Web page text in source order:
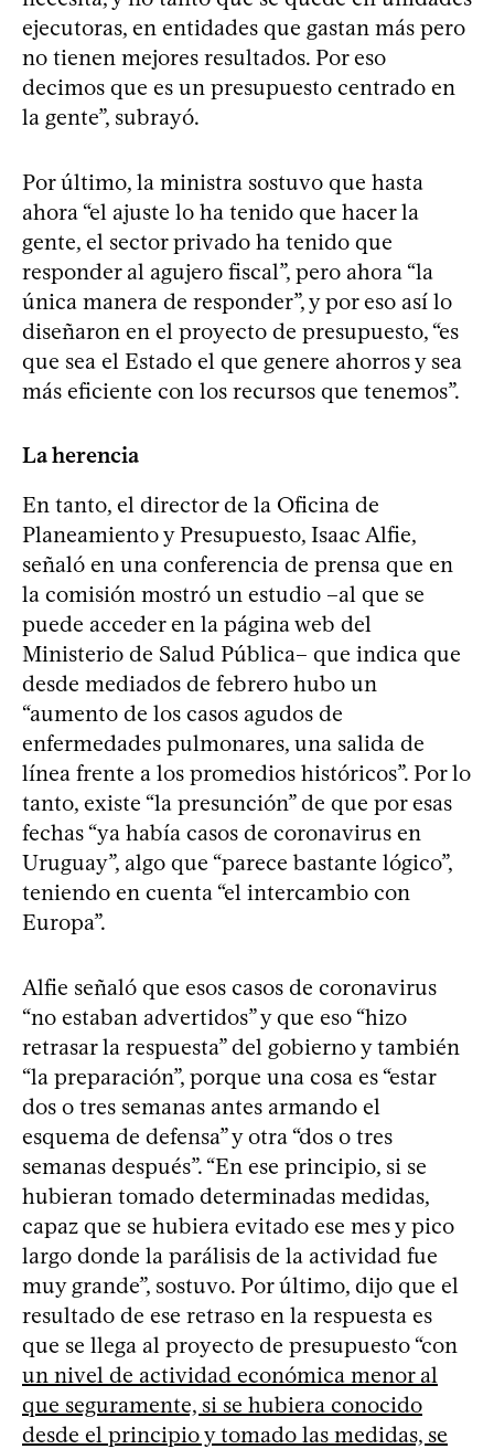
ejecutoras, en entidades que gastan más pero
no tienen mejores resultados. Por eso
decimos que es un presupuesto centrado en
la gente”, subrayó.
Por último, la ministra sostuvo que hasta
ahora “el ajuste lo ha tenido que hacer la
gente, el sector privado ha tenido que
responder al agujero fiscal”, pero ahora “la
única manera de responder”, y por eso así lo
diseñaron en el proyecto de presupuesto, “es
que sea el Estado el que genere ahorros y sea
más eficiente con los recursos que tenemos”.
La herencia
En tanto, el director de la Oficina de
Planeamiento y Presupuesto, Isaac Alfie,
señaló en una conferencia de prensa que en
la comisión mostró un estudio –al que se
puede acceder en la página web del
Ministerio de Salud Pública– que indica que
desde mediados de febrero hubo un
“aumento de los casos agudos de
enfermedades pulmonares, una salida de
línea frente a los promedios históricos”. Por lo
tanto, existe “la presunción” de que por esas
fechas “ya había casos de coronavirus en
Uruguay”, algo que “parece bastante lógico”,
teniendo en cuenta “el intercambio con
Europa”.
Alfie señaló que esos casos de coronavirus
“no estaban advertidos” y que eso “hizo
retrasar la respuesta” del gobierno y también
“la preparación”, porque una cosa es “estar
dos o tres semanas antes armando el
esquema de defensa” y otra “dos o tres
semanas después”. “En ese principio, si se
hubieran tomado determinadas medidas,
capaz que se hubiera evitado ese mes y pico
largo donde la parálisis de la actividad fue
muy grande”, sostuvo. Por último, dijo que el
resultado de ese retraso en la respuesta es
que se llega al proyecto de presupuesto “con
un nivel de actividad económica menor al
que seguramente, si se hubiera conocido
desde el principio y tomado las medidas, se